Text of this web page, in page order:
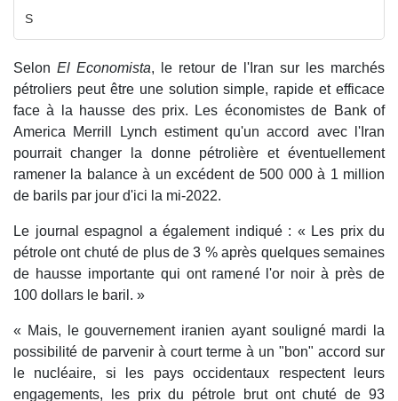
S
Selon El Economista, le retour de l'Iran sur les marchés
pétroliers peut être une solution simple, rapide et efficace
face à la hausse des prix. Les économistes de Bank of
America Merrill Lynch estiment qu'un accord avec l'Iran
pourrait changer la donne pétrolière et éventuellement
ramener la balance à un excédent de 500 000 à 1 million
de barils par jour d'ici la mi-2022.
Le journal espagnol a également indiqué : « Les prix du
pétrole ont chuté de plus de 3 % après quelques semaines
de hausse importante qui ont ramené l'or noir à près de
100 dollars le baril. »
« Mais, le gouvernement iranien ayant souligné mardi la
possibilité de parvenir à court terme à un "bon" accord sur
le nucléaire, si les pays occidentaux respectent leurs
engagements, les prix du pétrole brut ont chuté de 93